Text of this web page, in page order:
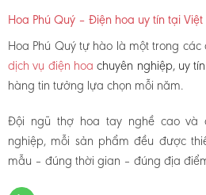
Hoa Phú Quý – Điện hoa uy tín tại
Hoa Phú Quý tự hào là một trong
dịch vụ điện hoachuyên nghiệp, uy tín
hàng tin tưởng lựa chọn mỗi năm.
Đội ngũ thợ hoa tay nghề cao và
nghiệp, mỗi sản phẩm đều được
mẫu – đúng thời gian – đúng địa